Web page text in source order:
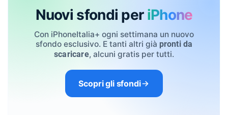
Nuovi sfondi per iPhone
Con iPhoneItalia+ ogni settimana un nuovo
sfondo esclusivo. E tanti altri già pronti da
scaricare, alcuni gratis per tutti.
Scopri gli sfondi